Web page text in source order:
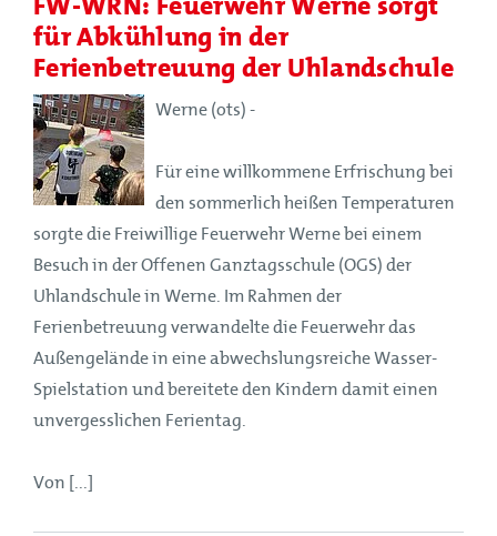
für Abkühlung in der
Ferienbetreuung der Uhlandschule
Werne (ots) -
Für eine willkommene Erfrischung bei
den sommerlich heißen Temperaturen
sorgte die Freiwillige Feuerwehr Werne bei einem
Besuch in der Offenen Ganztagsschule (OGS) der
Uhlandschule in Werne. Im Rahmen der
Ferienbetreuung verwandelte die Feuerwehr das
Außengelände in eine abwechslungsreiche Wasser-
Spielstation und bereitete den Kindern damit einen
unvergesslichen Ferientag.
Von [...]